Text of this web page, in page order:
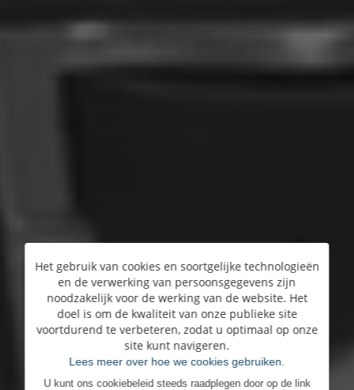
Het gebruik van cookies en soortgelijke technologieën
en de verwerking van persoonsgegevens zijn
noodzakelijk voor de werking van de website. Het
doel is om de kwaliteit van onze publieke site
voortdurend te verbeteren, zodat u optimaal op onze
site kunt navigeren.
Lees meer over hoe we cookies gebruiken.
U kunt ons cookiebeleid steeds raadplegen door op de link